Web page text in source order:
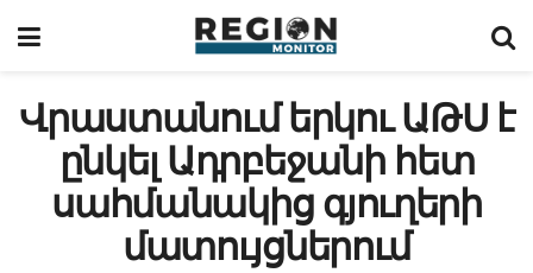
Վրաստանում երկու ԱԹՍ է
ընկել Ադրբեջանի հետ
սահմանակից գյուղերի
մատույցներում